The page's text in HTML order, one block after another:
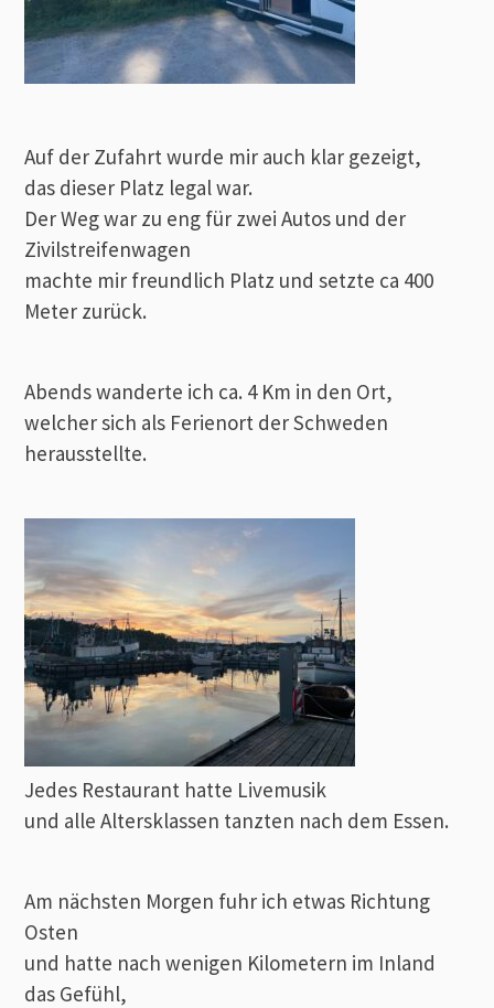
Auf der Zufahrt wurde mir auch klar gezeigt,
das dieser Platz legal war.
Der Weg war zu eng für zwei Autos und der
Zivilstreifenwagen
machte mir freundlich Platz und setzte ca 400
Meter zurück.
Abends wanderte ich ca. 4 Km in den Ort,
welcher sich als Ferienort der Schweden
herausstellte.
Jedes Restaurant hatte Livemusik
und alle Altersklassen tanzten nach dem Essen.
Am nächsten Morgen fuhr ich etwas Richtung
Osten
und hatte nach wenigen Kilometern im Inland
das Gefühl,